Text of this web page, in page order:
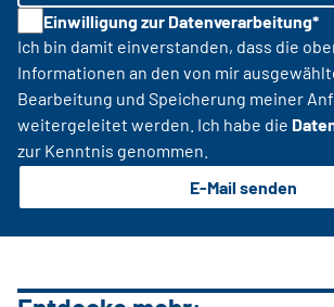
Einwilligung zur Datenverarbeitung*
Ich bin damit einverstanden, dass die
Informationen an den von mir
Bearbeitung und Speicherung meiner
weitergeleitet werden. Ich habe die
zur Kenntnis genommen.
E-Mail senden